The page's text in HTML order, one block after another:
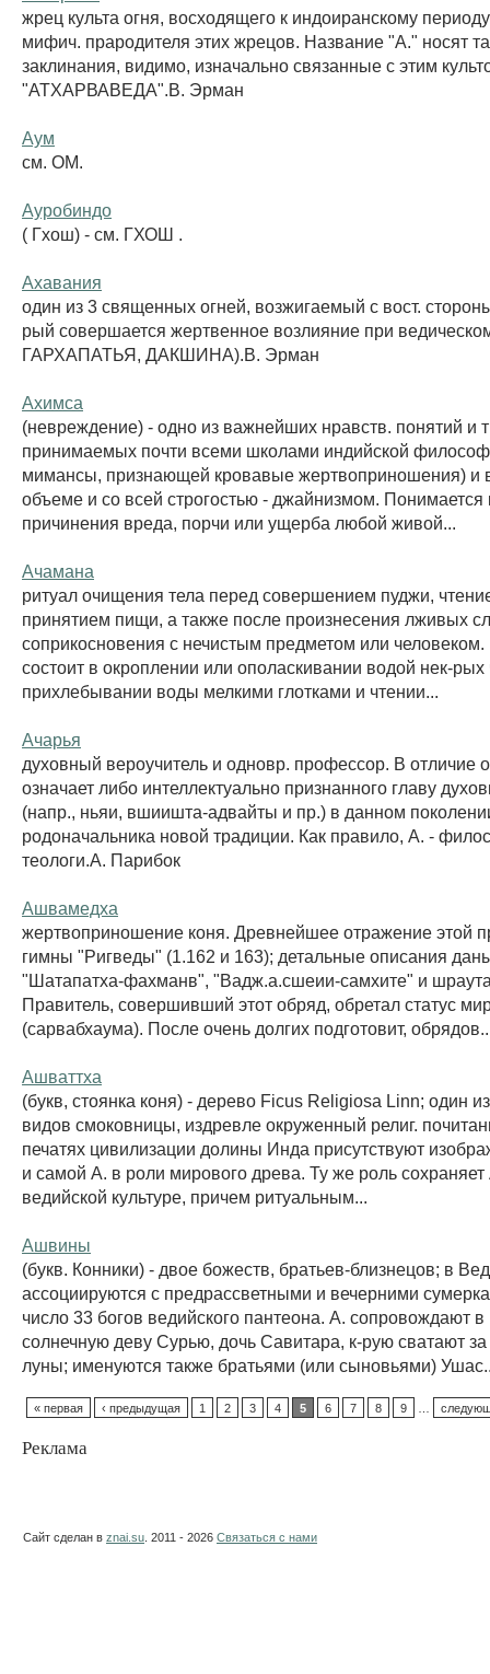
жрец культа огня, восходящего к индоиранскому
мифич. прародителя этих жрецов. Название "А." носят
заклинания, видимо, изначально связанные с этим
"АТХАРВАВЕДА".В. Эрман
Аум
см. ОМ.
Ауробиндо
( Гхош) - см. ГХОШ .
Ахавания
один из 3 священных огней, возжигаемый с вост.
рый совершается жертвенное возлияние при
ГАРХАПАТЬЯ, ДАКШИНА).В. Эрман
Ахимса
(невреждение) - одно из важнейших нравств. понятий и
принимаемых почти всеми школами индийской
мимансы, признающей кровавые жертвоприношения) и
объеме и со всей строгостью - джайнизмом. Понимается
причинения вреда, порчи или ущерба любой живой...
Ачамана
ритуал очищения тела перед совершением пуджи,
принятием пищи, а также после произнесения лживых
соприкосновения с нечистым предметом или человеком.
состоит в окроплении или ополаскивании водой нек-рых
прихлебывании воды мелкими глотками и чтении...
Ачарья
духовный вероучитель и одновр. профессор. В отличие
означает либо интеллектуально признанного главу
(напр., ньяи, вшиишта-адвайты и пр.) в данном
родоначальника новой традиции. Как правило, А. -
теологи.А. Парибок
Ашвамедха
жертвоприношение коня. Древнейшее отражение этой
гимны "Ригведы" (1.162 и 163); детальные описания
"Шатапатха-фахманв", "Вадж.а.сшеии-самхите" и
Правитель, совершивший этот обряд, обретал статус
(сарвабхаума). После очень долгих подготовит,
Ашваттха
(букв, стоянка коня) - дерево Ficus Religiosa Linn; один
видов смоковницы, издревле окруженный религ.
печатях цивилизации долины Инда присутствуют
и самой А. в роли мирового древа. Ту же роль сохраняет
ведийской культуре, причем ритуальным...
Ашвины
(букв. Конники) - двое божеств, братьев-близнецов; в
ассоциируются с предрассветными и вечерними
число 33 богов ведийского пантеона. А. сопровождают в
солнечную деву Сурью, дочь Савитара, к-рую сватают
луны; именуются также братьями (или сыновьями)
« первая ‹ предыдущая 1 2 3 4 5 6 7 8 9
Реклама
Сайт сделан в znai.su . 2011 - 2026 Связаться с нами